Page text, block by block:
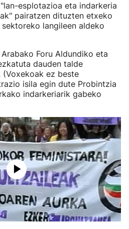
esplotazioa eta indarkeria
pairatzen dituzten etxeko
langileen aldeko
Foru Aldundiko eta
dauden talde
ez beste
isila egin dute Probintzia
indarkeriarik gabeko